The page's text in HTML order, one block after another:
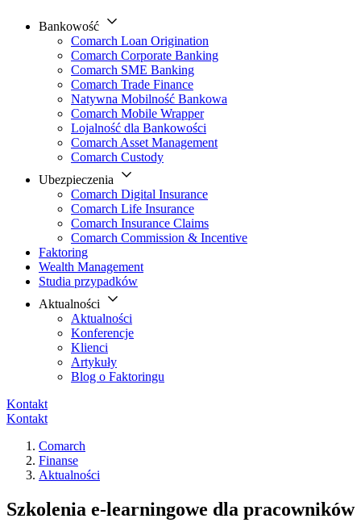
Bankowość
Comarch Loan Origination
Comarch Corporate Banking
Comarch SME Banking
Comarch Trade Finance
Natywna Mobilność Bankowa
Comarch Mobile Wrapper
Lojalność dla Bankowości
Comarch Asset Management
Comarch Custody
Ubezpieczenia
Comarch Digital Insurance
Comarch Life Insurance
Comarch Insurance Claims
Comarch Commission & Incentive
Faktoring
Wealth Management
Studia przypadków
Aktualności
Aktualności
Konferencje
Klienci
Artykuły
Blog o Faktoringu
Kontakt
Kontakt
Comarch
Finanse
Aktualności
Szkolenia e-learningowe dla pracowników